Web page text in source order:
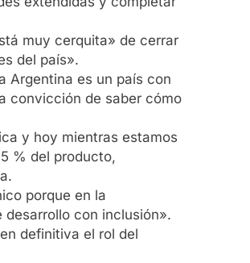
muy cerquita» de cerrar
del país».
Argentina es un país con
convicción de saber cómo
y hoy mientras estamos
% del producto,
porque en la
con inclusión».
definitiva el rol del